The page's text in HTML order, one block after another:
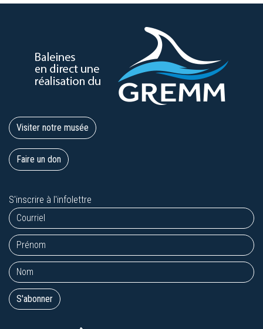
Visiter notre musée
Faire un don
S'inscrire à l'infolettre